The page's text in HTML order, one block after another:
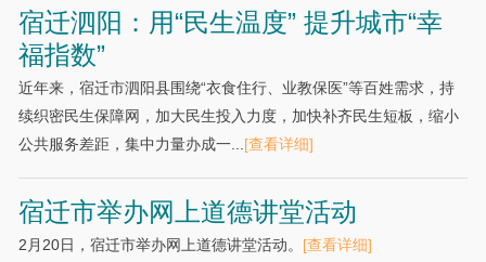
宿迁泗阳：用“民生温度” 提升城市“幸
福指数”
近年来，宿迁市泗阳县围绕“衣食住行、业教保医”等百姓需求，持
续织密民生保障网，加大民生投入力度，加快补齐民生短板，缩小
公共服务差距，集中力量办成一... [查看详细]
宿迁市举办网上道德讲堂活动
2月20日，宿迁市举办网上道德讲堂活动。 [查看详细]